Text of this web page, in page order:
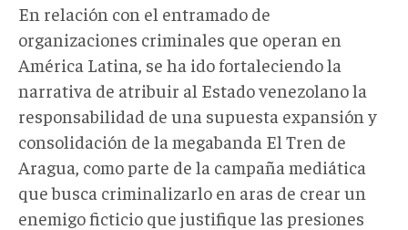
En relación con el entramado de
organizaciones criminales que operan en
América Latina, se ha ido fortaleciendo la
narrativa de atribuir al Estado venezolano la
responsabilidad de una supuesta expansión y
consolidación de la megabanda El Tren de
Aragua, como parte de la campaña mediática
que busca criminalizarlo en aras de crear un
enemigo ficticio que justifique las presiones